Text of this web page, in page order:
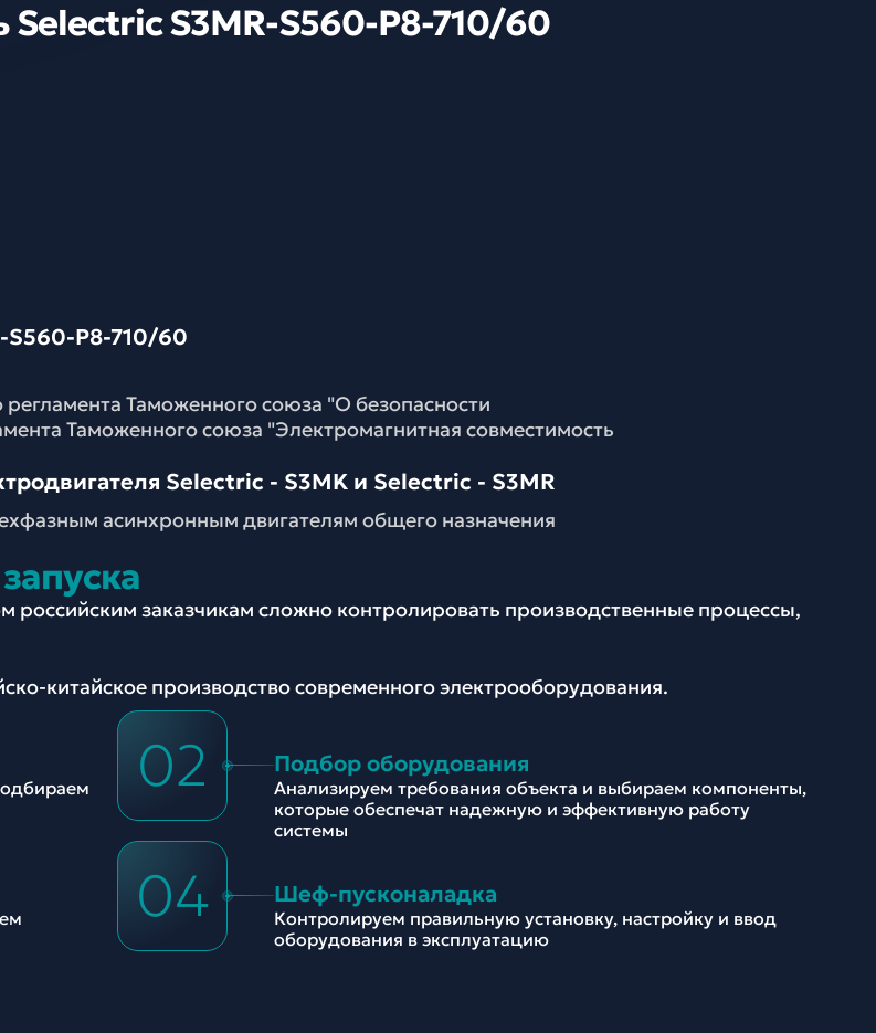
S3MR-S560-P8-710/60
P8-710/60
Таможенного союза "О безопасности
Таможенного союза "Электромагнитная совместимость
Selectric - S3MK и Selectric - S3MR
асинхронным двигателям общего назначения
российским заказчикам сложно контролировать производственные процессы,
китайское производство современного электрооборудования.
02 Подбор оборудования
Анализируем требования объекта и выбираем компоненты,
которые обеспечат надежную и эффективную работу
системы
04 Шеф-пусконаладка
Контролируем правильную установку, настройку и ввод
оборудования в эксплуатацию